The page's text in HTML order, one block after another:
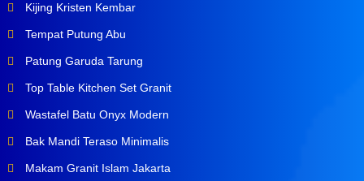
Kijing Kristen Kembar
Tempat Putung Abu
Patung Garuda Tarung
Top Table Kitchen Set Granit
Wastafel Batu Onyx Modern
Bak Mandi Teraso Minimalis
Makam Granit Islam Jakarta